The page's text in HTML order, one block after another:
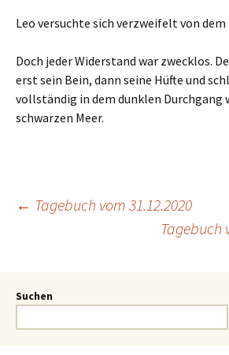
Leo versuchte sich verzweifelt von dem
Doch jeder Widerstand war zwecklos.
erst sein Bein, dann seine Hüfte und
vollständig in dem dunklen Durchgang
schwarzen Meer.
← Tagebuch vom 31.12.2020
Tagebuch
Suchen